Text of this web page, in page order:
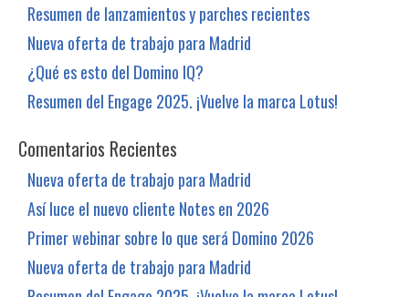
Resumen de lanzamientos y parches recientes
Nueva oferta de trabajo para Madrid
¿Qué es esto del Domino IQ?
Resumen del Engage 2025. ¡Vuelve la marca Lotus!
Comentarios Recientes
Nueva oferta de trabajo para Madrid
Así luce el nuevo cliente Notes en 2026
Primer webinar sobre lo que será Domino 2026
Nueva oferta de trabajo para Madrid